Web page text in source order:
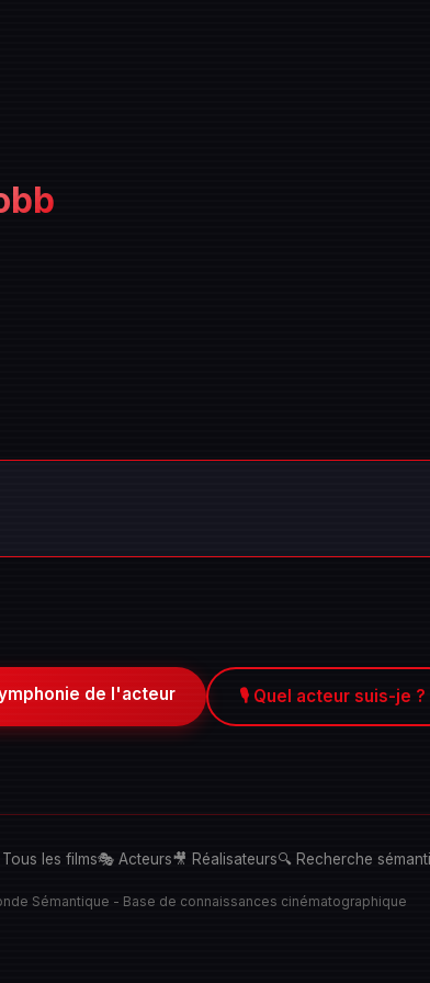
de l'acteur 🎙️ Quel acteur suis-je ?
Tous les films🎭 Acteurs🎥 Réalisateurs🔍 Recherche
Sémantique - Base de connaissances cinématographique